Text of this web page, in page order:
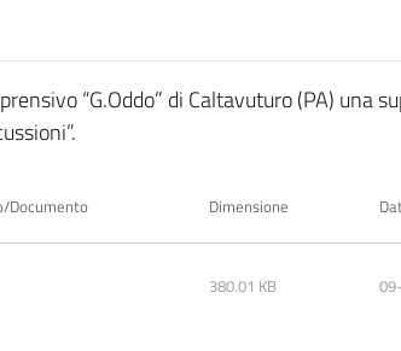
“G.Oddo” di Caltavuturo (PA) una
Documento Dimensione
380.01 KB